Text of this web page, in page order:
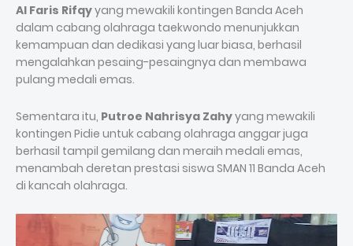
Al Faris Rifqyyang mewakili kontingen Banda Aceh
dalam cabang olahraga taekwondo menunjukkan
kemampuan dan dedikasi yang luar biasa, berhasil
mengalahkan pesaing-pesaingnya dan membawa
pulang medali emas.
Sementara itu, Putroe Nahrisya Zahyyang mewakili
kontingen Pidie untuk cabang olahraga anggar juga
berhasil tampil gemilang dan meraih medali emas,
menambah deretan prestasi siswa SMAN 11 Banda Aceh
di kancah olahraga.